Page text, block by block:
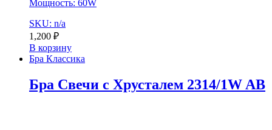
Мощность: 60W
SKU: n/a
1,200 ₽
В корзину
Бра Классика
Бра Свечи с Хрусталем 2314/1W AB